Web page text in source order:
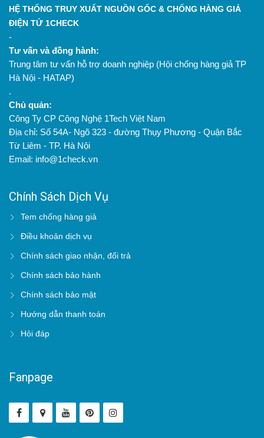
HỆ THỐNG TRUY XUẤT NGUỒN GỐC & CHỐNG HÀNG GIẢ
ĐIỆN TỬ 1CHECK
-
Tư vấn và đồng hành:
Trung tâm tư vấn hỗ trợ doanh nghiệp (Hội chống hàng giả TP
Hà Nội - HATAP)
.
Chủ quản:
Công Ty CP Công Nghệ 1Tech Việt Nam
Địa chỉ: Số 54A- Ngõ 323 - đường Thụy Phương - Quận Bắc
Từ Liêm - TP. Hà Nội
Email: info@1check.vn
Chính Sách Dịch Vụ
Tem chống hàng giả
Điều khoản dịch vụ
Chính sách giao nhận, đổi trả
Chính sách bảo hành
Chính sách bảo mật
Hướng dẫn thanh toán
Hỏi đáp
Fanpage